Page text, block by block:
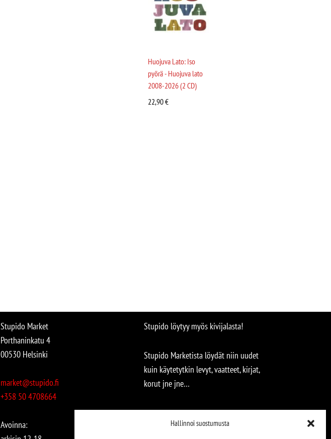
Hallinnoi suostumusta
Huojuva Lato: Iso
pyörä - Huojuva lato
2008-2026 (2 CD)
22,90€
Stupido Market
Porthaninkatu 4
00530 Helsinki
market@stupido.fi
+358 50 4708664
Avoinna:
Stupido löytyy myös kivijalasta!
Stupido Marketista löydät niin uudet
kuin käytetytkin levyt, vaatteet, kirjat,
korut jne jne…